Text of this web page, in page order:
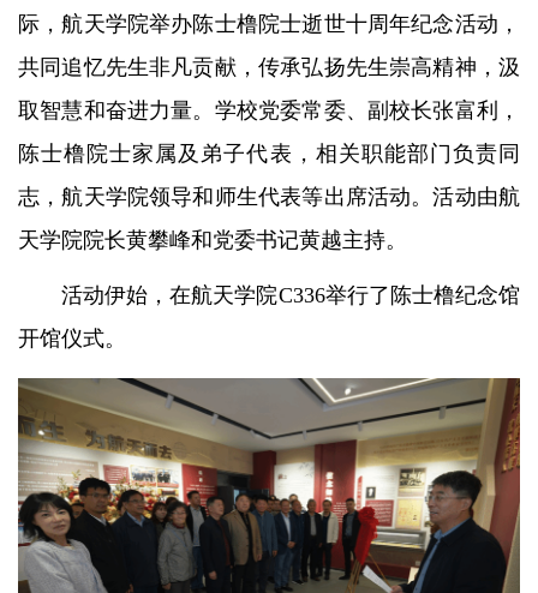
际，航天学院举办陈士橹院士逝世十周年纪念活动，
共同追忆先生非凡贡献，传承弘扬先生崇高精神，汲
取智慧和奋进力量。学校党委常委、副校长张富利，
陈士橹院士家属及弟子代表，相关职能部门负责同
志，航天学院领导和师生代表等出席活动。活动由航
天学院院长黄攀峰和党委书记黄越主持。
活动伊始，在航天学院C336举行了陈士橹纪念馆
开馆仪式。